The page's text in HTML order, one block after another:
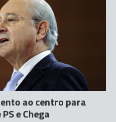
ao centro para
e Chega